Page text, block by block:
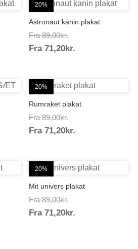
20%
Astronaut kanin plakat
Fra 89,00kr.Prisinterval:
89,00kr.
Fra 71,20kr.
20%
Rumraket plakat
Fra 89,00kr.Prisinterval:
89,00kr.
Fra 71,20kr.
20%
Mit univers plakat
Fra 89,00kr.Prisinterval:
89,00kr.
Fra 71,20kr.